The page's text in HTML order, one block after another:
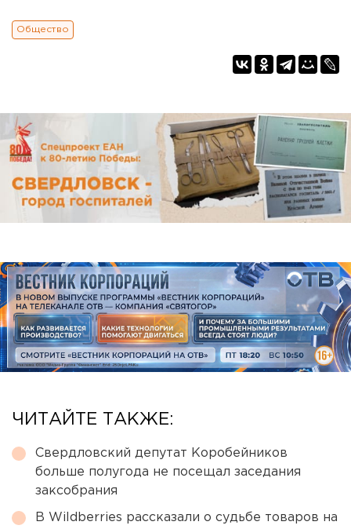
Общество
ЧИТАЙТЕ ТАКЖЕ:
Свердловский депутат Коробейников
больше полугода не посещал заседания
заксобрания
В Wildberries рассказали о судьбе товаров на